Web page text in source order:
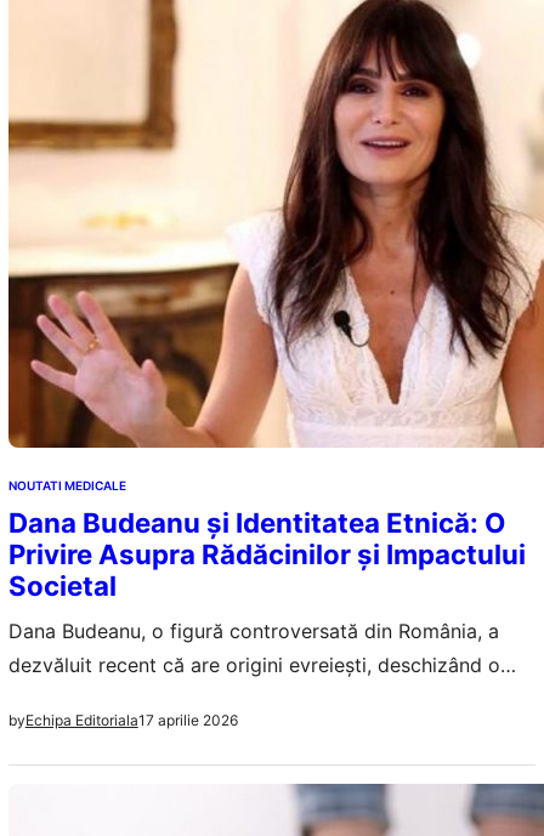
NOUTATI MEDICALE
Dana Budeanu și Identitatea Etnică: O
Privire Asupra Rădăcinilor și Impactului
Societal
Dana Budeanu, o figură controversată din România, a
dezvăluit recent că are origini evreiești, deschizând o
românească.
byEchipa Editoriala17 aprilie 2026